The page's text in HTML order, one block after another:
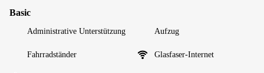
Basic
Administrative Unterstützung Aufzug
Fahrradständer Glasfaser-Internet